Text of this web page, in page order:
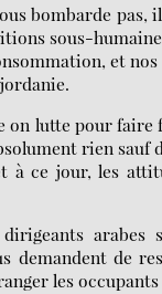
bombarde
sous-
et
lutte pour faire
rien
à ce jour, les
demandent de
les